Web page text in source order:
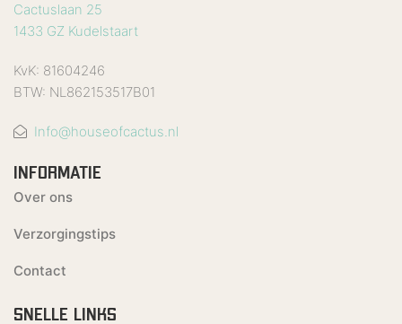
Cactuslaan 25
1433 GZ Kudelstaart
KvK: 81604246
BTW: NL862153517B01
Info@houseofcactus.nl
INFORMATIE
Over ons
Verzorgingstips
Contact
SNELLE LINKS